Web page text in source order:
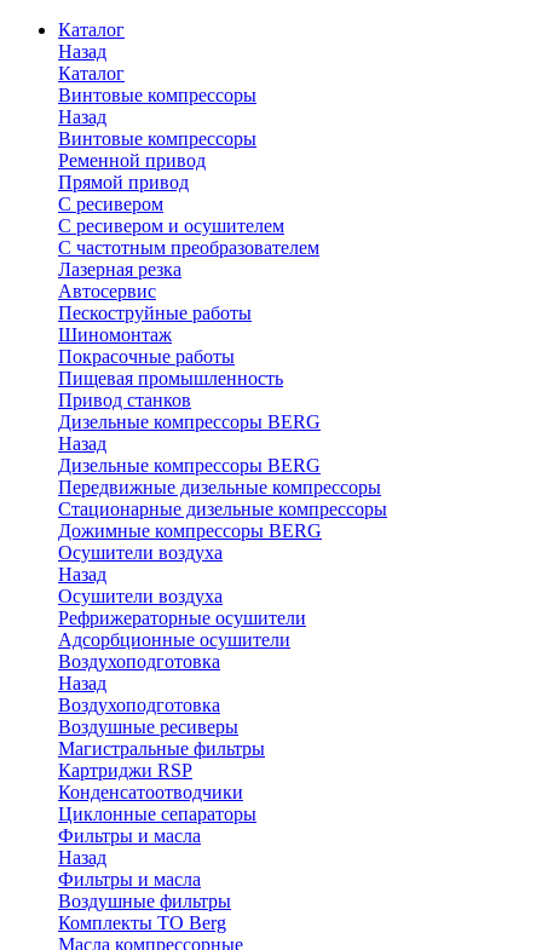
Каталог
Назад
Каталог
Винтовые компрессоры
Назад
Винтовые компрессоры
Ременной привод
Прямой привод
С ресивером
С ресивером и осушителем
С частотным преобразователем
Лазерная резка
Автосервис
Пескоструйные работы
Шиномонтаж
Покрасочные работы
Пищевая промышленность
Привод станков
Дизельные компрессоры BERG
Назад
Дизельные компрессоры BERG
Передвижные дизельные компрессоры
Стационарные дизельные компрессоры
Дожимные компрессоры BERG
Осушители воздуха
Назад
Осушители воздуха
Рефрижераторные осушители
Адсорбционные осушители
Воздухоподготовка
Назад
Воздухоподготовка
Воздушные ресиверы
Магистральные фильтры
Картриджи RSP
Конденсатоотводчики
Циклонные сепараторы
Фильтры и масла
Назад
Фильтры и масла
Воздушные фильтры
Комплекты ТО Berg
Масла компрессорные